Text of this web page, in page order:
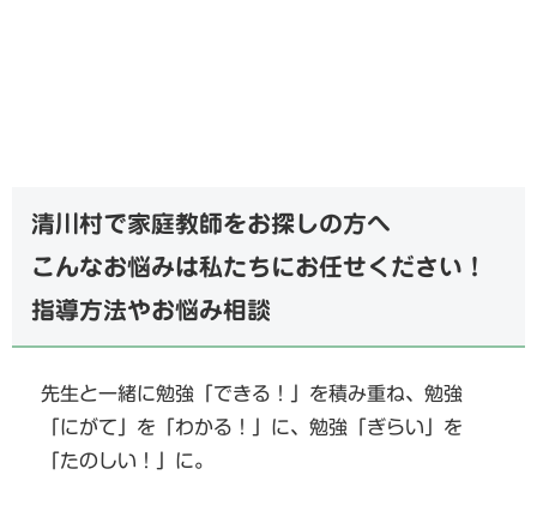
清川村で家庭教師をお探しの方へ
こんなお悩みは私たちにお任せください！
指導方法やお悩み相談
先生と一緒に勉強「できる！」を積み重ね、勉強
「にがて」を「わかる！」に、勉強「ぎらい」を
「たのしい！」に。